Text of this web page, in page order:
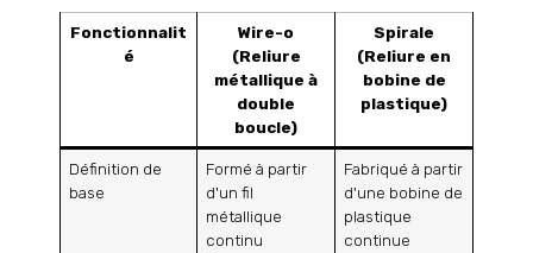
Fonctionnalit
é
Wire-o
(Reliure
métallique à
double
boucle)
Spirale
(Reliure en
bobine de
plastique)
Définition de
base
Formé à partir
d'un fil
métallique
continu
Fabriqué à partir
d'une bobine de
plastique
continue